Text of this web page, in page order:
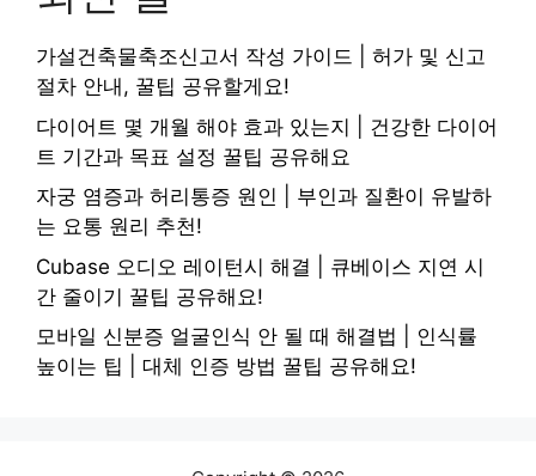
가설건축물축조신고서 작성 가이드 | 허가 및 신고
절차 안내, 꿀팁 공유할게요!
다이어트 몇 개월 해야 효과 있는지 | 건강한 다이어
트 기간과 목표 설정 꿀팁 공유해요
자궁 염증과 허리통증 원인 | 부인과 질환이 유발하
는 요통 원리 추천!
Cubase 오디오 레이턴시 해결 | 큐베이스 지연 시
간 줄이기 꿀팁 공유해요!
모바일 신분증 얼굴인식 안 될 때 해결법 | 인식률
높이는 팁 | 대체 인증 방법 꿀팁 공유해요!